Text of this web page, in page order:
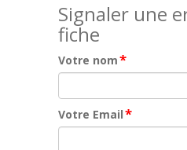
Signaler une
fiche
Votre nom*
Votre Email*